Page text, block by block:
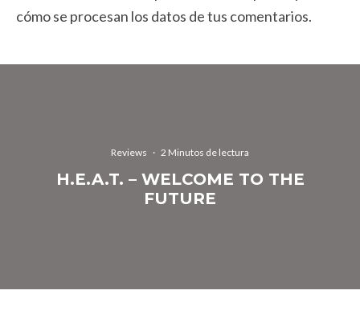
cómo se procesan los datos de tus comentarios.
Reviews · 2 Minutos de lectura
H.E.A.T. – WELCOME TO THE
FUTURE